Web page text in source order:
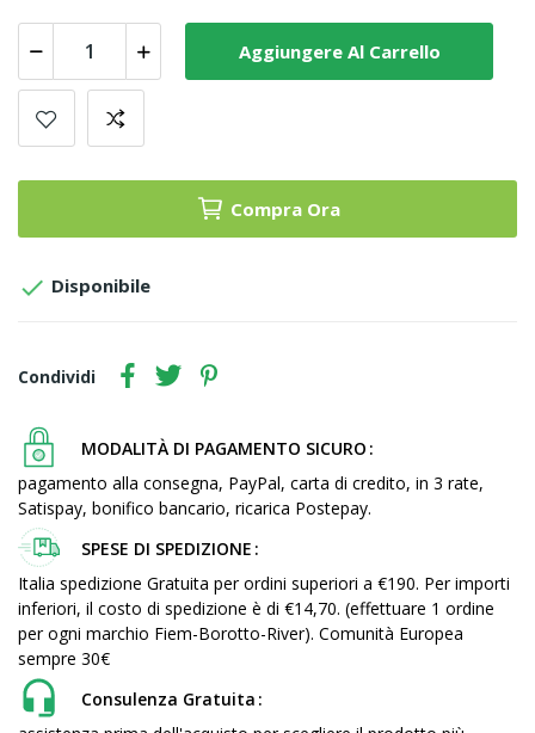
Aggiungere Al Carrello
Compra Ora
 Disponibile
Condividi
MODALITÀ DI PAGAMENTO SICURO
pagamento alla consegna, PayPal, carta di credito, in 3 rate,
Satispay, bonifico bancario, ricarica Postepay.
SPESE DI SPEDIZIONE
Italia spedizione Gratuita per ordini superiori a €190. Per importi
inferiori, il costo di spedizione è di €14,70. (effettuare 1 ordine
per ogni marchio Fiem-Borotto-River). Comunità Europea
sempre 30€
Consulenza Gratuita